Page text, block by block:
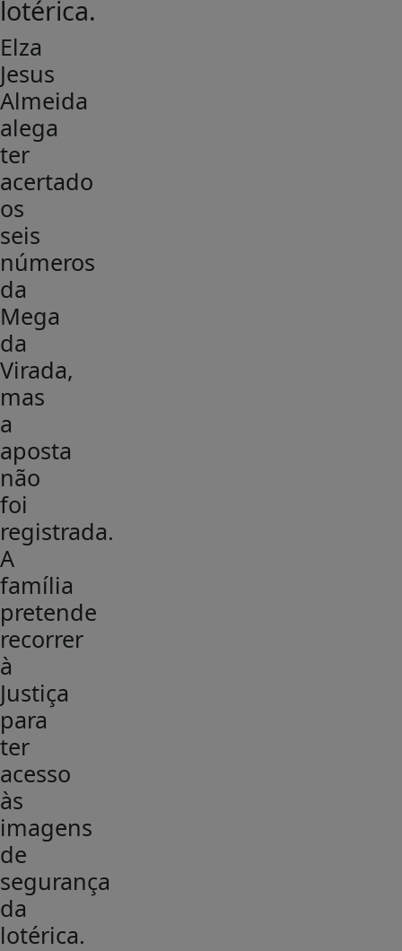
lotérica.
Elza
Jesus
Almeida
alega
ter
acertado
os
seis
números
da
Mega
da
Virada,
mas
a
aposta
não
foi
registrada.
A
família
pretende
recorrer
à
Justiça
para
ter
acesso
às
imagens
de
segurança
da
lotérica.